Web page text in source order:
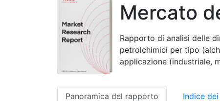
Mercato
Rapporto di analisi delle
petrolchimici per tipo
applicazione (industriale,
Panoramica del rapporto Indice